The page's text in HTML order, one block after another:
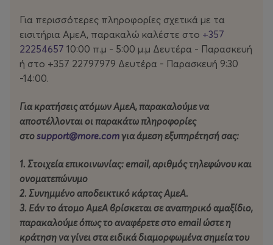
καλλιτεχνικής προσωπικότητας και της ερμηνευτικής
της ποιότητας.
Σκοτεινή, αισθησιακή, άγρια, αστεία και μαγνητική,
η Camille μετατρέπει κάθε τραγούδι που ερμηνεύει σε
δεν πρέπει να χάσετε.
Να περιμένετε χαρά και αγνό πάθος!
ΤΑΥΤΟΤΗΤΑ ΔΙΕΘΝΟΥΣ ΦΕΣΤΙΒΑΛ ΛΕΥΚΩΣΙΑΣ
ΣΥΝΔΙΟΡΓΑΝΩΤΕΣ: Nicosia For Art Ltd, Δήμος
Λευκωσίας
Για περισσότερες πληροφορίες σχετικά με τα
εισιτήρια ΑμεΑ, παρακαλώ καλέστε στο +357
22254657 10:00 π.μ - 5:00 μ.μ Δευτέρα - Παρασκευή
ή στο +357 22797979 Δευτέρα - Παρασκευή 9:30
-14:00.
Για κρατήσεις ατόμων ΑμεΑ, παρακαλούμε να
αποστέλλονται οι παρακάτω πληροφορίες
στοsupport@more.comγια άμεση εξυπηρέτησή σας:
1. Στοιχεία επικοινωνίας: email, αριθμός τηλεφώνου και
ονοματεπώνυμο
2. Συνημμένο αποδεικτικό κάρτας ΑμεΑ.
3. Εάν το άτομο ΑμεΑ βρίσκεται σε αναπηρικό αμαξίδιο,
παρακαλούμεόπωςτο αναφέρετε στο email ώστε η
κράτηση να γίνει στα ειδικά διαμορφωμένα σημεία του